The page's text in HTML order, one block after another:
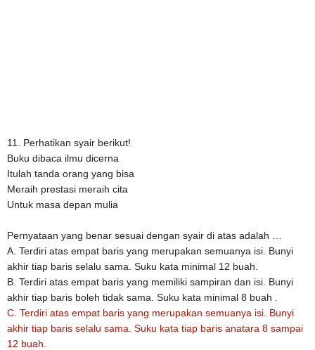
11. Perhatikan syair berikut!
Buku dibaca ilmu dicerna
Itulah tanda orang yang bisa
Meraih prestasi meraih cita
Untuk masa depan mulia
Pernyataan yang benar sesuai dengan syair di atas adalah …
A. Terdiri atas empat baris yang merupakan semuanya isi. Bunyi
akhir tiap baris selalu sama. Suku kata minimal 12 buah.
B. Terdiri atas empat baris yang memiliki sampiran dan isi. Bunyi
akhir tiap baris boleh tidak sama. Suku kata minimal 8 buah .
C. Terdiri atas empat baris yang merupakan semuanya isi. Bunyi
akhir tiap baris selalu sama. Suku kata tiap baris anatara 8 sampai
12 buah.